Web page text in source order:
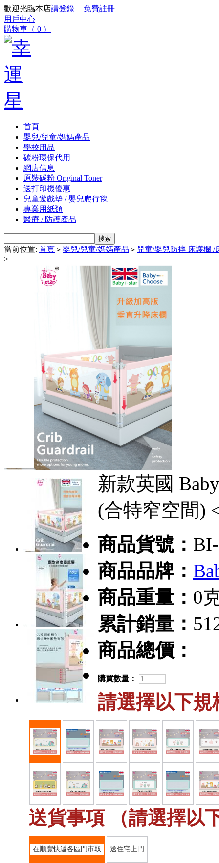
歡迎光臨本店請登錄 | 免費註冊
用戶中心
購物車（ 0 ）
首頁
嬰兒/兒童/媽媽產品
學校用品
碳粉環保代用
網店信息
原裝碳粉 Original Toner
送打印機優惠
兒童遊戲墊 / 嬰兒爬行毯
專業用紙類
醫療 / 防護產品
當前位置: 首頁 > 嬰兒/兒童/媽媽產品 > 兒童/嬰兒防摔 床護欄 /
>
新款英國
(合特窄空間)
商品貨號：
商品品牌：
商品重量： 0
累計銷量：
商品總價：
購買數量：
請選擇以下規
送貨事項 （請選擇以
在順豐快遞各區門市取 送住宅上門